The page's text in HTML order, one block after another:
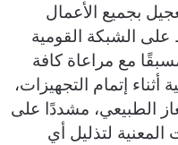
بجميع الأعمال
على الشبكة القومية
مع مراعاة كافة
إتمام التجهيزات،
الطبيعي، مشددًا على
لتذليل أي